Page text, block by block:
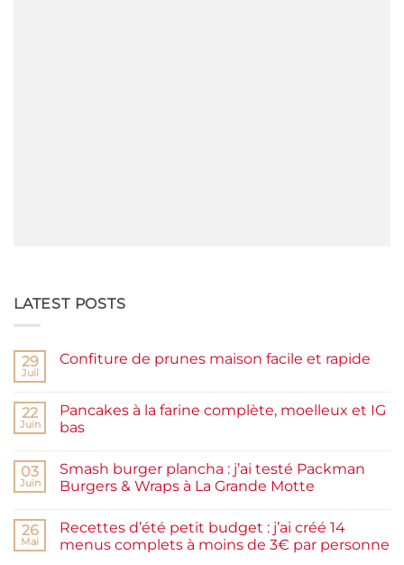
LATEST POSTS
29
Juil
Confiture de prunes maison facile et rapide
Confiture
de
prunes
et
rapide
22
Juin
Pancakes à la farine complète, moelleux et IG
bas
sur
Pancakes
à
complète,
moelleux
et
03
Juin
Smash burger plancha : j’ai testé Packman
Burgers & Wraps à La Grande Motte
sur
Smash
burger
26
Mai
Recettes d’été petit budget : j’ai créé 14
menus complets à moins de 3€ par personne